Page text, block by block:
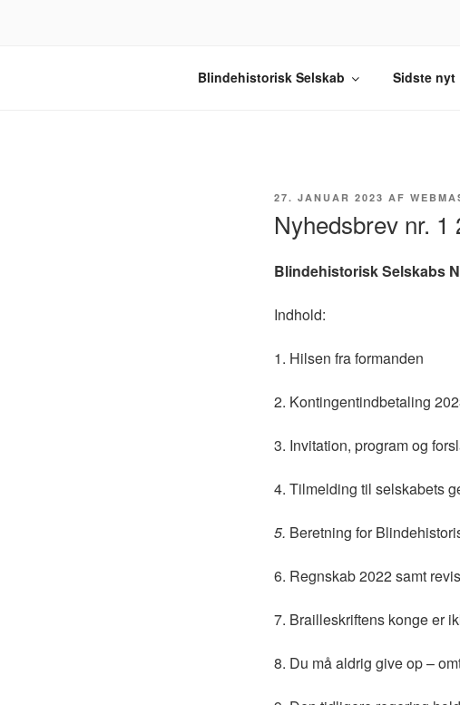
Velkommen til Blindehistorisk Selskab.
Blindehistorisk Selskab Sidste nyt
UDGIVET
27. JANUAR 2023 AF
Nyhedsbrev nr. 1
Blindehistorisk Selskabs
Indhold:
1. Hilsen fra formanden
2. Kontingentindbetaling
3. Invitation, program og
4. Tilmelding til selskabets
5. Beretning for
6. Regnskab 2022 samt
7. Brailleskriftens konge er
8. Du må aldrig give op –